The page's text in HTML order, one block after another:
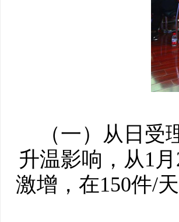
（一）从日受
升温影响，从1
激增，在150件/